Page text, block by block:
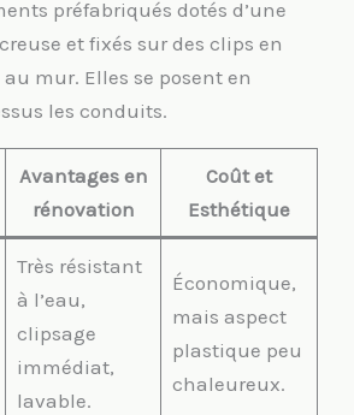
préfabriqués dotés d’une
et fixés sur des clips en
mur. Elles se posent en
les conduits.
Avantages en
rénovation
Coût et
Esthétique
Très résistant
à l’eau,
clipsage
immédiat,
lavable.
Économique,
mais aspect
plastique peu
chaleureux.